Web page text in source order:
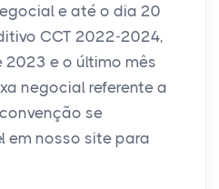
e até o dia 20
CCT 2022-2024,
2023 e o último mês
negocial referente a
se
em nosso site para